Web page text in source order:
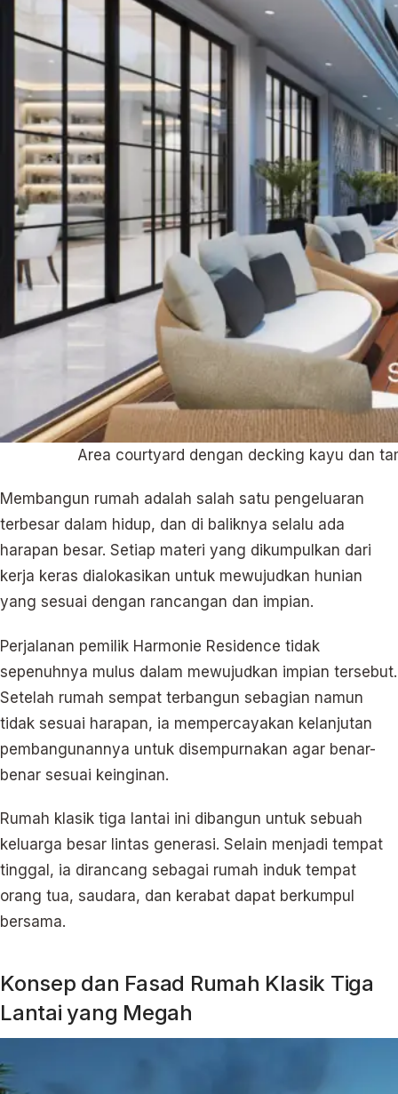
Area courtyard dengan decking kayu dan
Membangun rumah adalah salah satu pengeluaran
terbesar dalam hidup, dan di baliknya selalu ada
harapan besar. Setiap materi yang dikumpulkan dari
kerja keras dialokasikan untuk mewujudkan hunian
yang sesuai dengan rancangan dan impian.
Perjalanan pemilik Harmonie Residence tidak
sepenuhnya mulus dalam mewujudkan impian tersebut.
Setelah rumah sempat terbangun sebagian namun
tidak sesuai harapan, ia mempercayakan kelanjutan
pembangunannya untuk disempurnakan agar benar-
benar sesuai keinginan.
Rumah klasik tiga lantai ini dibangun untuk sebuah
keluarga besar lintas generasi. Selain menjadi tempat
tinggal, ia dirancang sebagai rumah induk tempat
orang tua, saudara, dan kerabat dapat berkumpul
bersama.
Konsep dan Fasad Rumah Klasik Tiga
Lantai yang Megah